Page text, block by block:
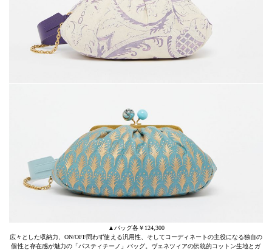
▲バッグ各￥124,300
広々とした収納力、ON/OFF問わず使える汎用性、そしてコーディネートの主役になる独自の
個性と存在感が魅力の「パスティチーノ」バッグ。ヴェネツィアの伝統的コットン生地とガ